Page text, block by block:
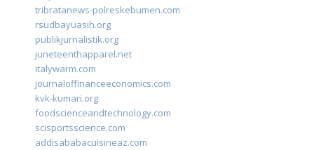
tribratanews-polreskebumen.com
rsudbayuasih.org
publikjurnalistik.org
juneteenthapparel.net
italywarm.com
journaloffinanceeconomics.com
kvk-kumari.org
foodscienceandtechnology.com
scisportsscience.com
addisababacuisineaz.com